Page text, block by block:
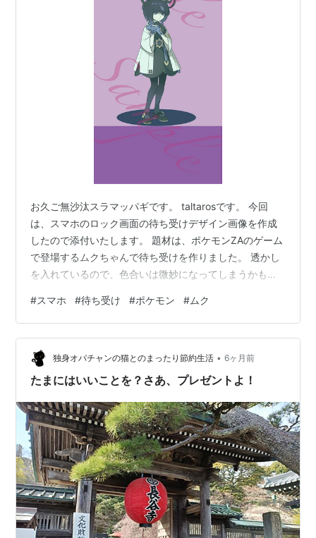
お久ご無沙汰スラマッパギです。 taltarosです。 今回
は、スマホのロック画面の待ち受けデザイン画像を作成
したので添付いたします。 題材は、ポケモンZAのゲーム
で登場するムクちゃんで待ち受けを作りました。 透かし
を入れているので、色合いは微妙になってしまうかもで
け画像ロック画面用 完成版 ムク スマホ待ち受け画像ロ
ック画面用 スクショ版 以上です。また作ったらあげま
す！
#スマホ #待ち受け #ポケモン #ムク
独身オバチャンの猫とのまったり節約生活 • 6ヶ月前
たまにはいいことを？さあ、プレゼントよ！